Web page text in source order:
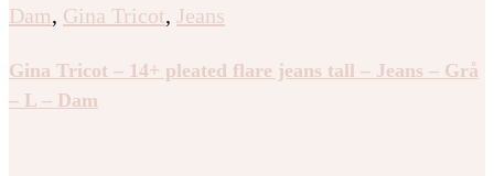
Dam, Gina Tricot, Jeans
Gina Tricot – 14+ pleated flare jeans tall – Jeans – Grå
– L – Dam